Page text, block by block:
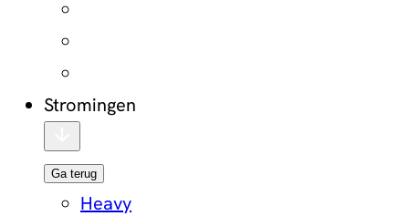
Stromingen
Ga terug
Heavy